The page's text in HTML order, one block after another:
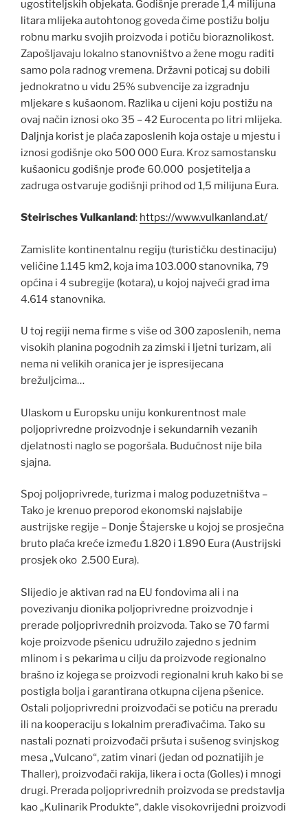
ugostiteljskih objekata. Godišnje prerade 1,4 milijuna
litara mlijeka autohtonog goveda čime postižu bolju
robnu marku svojih proizvoda i potiču bioraznolikost.
Zapošljavaju lokalno stanovništvo a žene mogu raditi
samo pola radnog vremena. Državni poticaj su dobili
jednokratno u vidu 25% subvencije za izgradnju
mljekare s kušaonom. Razlika u cijeni koju postižu na
ovaj način iznosi oko 35 – 42 Eurocenta po litri mlijeka.
Daljnja korist je plaća zaposlenih koja ostaje u mjestu i
iznosi godišnje oko 500 000 Eura. Kroz samostansku
kušaonicu godišnje prođe 60.000 posjetitelja a
zadruga ostvaruje godišnji prihod od 1,5 milijuna Eura.
Steirisches Vulkanland: https://www.vulkanland.at/
Zamislite kontinentalnu regiju (turističku destinaciju)
veličine 1.145 km2, koja ima 103.000 stanovnika, 79
općina i 4 subregije (kotara), u kojoj najveći grad ima
4.614 stanovnika.
U toj regiji nema firme s više od 300 zaposlenih, nema
visokih planina pogodnih za zimski i ljetni turizam, ali
nema ni velikih oranica jer je ispresijecana
brežuljcima…
Ulaskom u Europsku uniju konkurentnost male
poljoprivredne proizvodnje i sekundarnih vezanih
djelatnosti naglo se pogoršala. Budućnost nije bila
sjajna.
Spoj poljoprivrede, turizma i malog poduzetništva –
Tako je krenuo preporod ekonomski najslabije
austrijske regije – Donje Štajerske u kojoj se prosječna
bruto plaća kreće između 1.820 i 1.890 Eura (Austrijski
prosjek oko 2.500 Eura).
Slijedio je aktivan rad na EU fondovima ali i na
povezivanju dionika poljoprivredne proizvodnje i
prerade poljoprivrednih proizvoda. Tako se 70 farmi
koje proizvode pšenicu udružilo zajedno s jednim
mlinom i s pekarima u cilju da proizvode regionalno
brašno iz kojega se proizvodi regionalni kruh kako bi se
postigla bolja i garantirana otkupna cijena pšenice.
Ostali poljoprivredni proizvođači se potiču na preradu
ili na kooperaciju s lokalnim prerađivačima. Tako su
nastali poznati proizvođači pršuta i sušenog svinjskog
mesa „Vulcano“, zatim vinari (jedan od poznatijih je
Thaller), proizvođači rakija, likera i octa (Golles) i mnogi
drugi. Prerada poljoprivrednih proizvoda se predstavlja
kao „Kulinarik Produkte“, dakle visokovrijedni proizvodi